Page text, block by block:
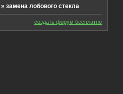
»замена лобового стекла
создать форум бесплатно